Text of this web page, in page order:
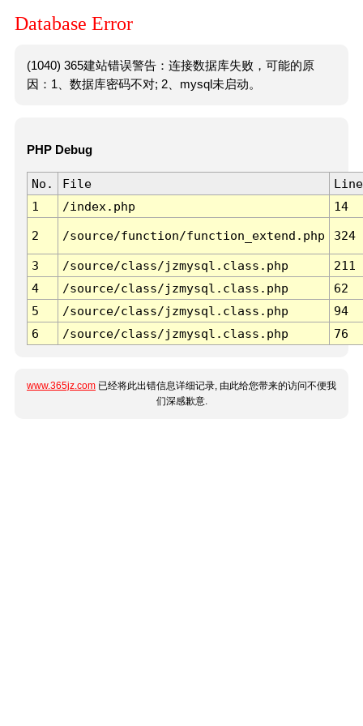
Database Error
(1040) 365建站错误警告：连接数据库失败，可能的原
因：1、数据库密码不对; 2、mysql未启动。
PHP Debug
No. File
Line
1
/index.php 14
2 /source/function/function_extend.php 324
3 /source/class/jzmysql.class.php
211
4
/source/class/jzmysql.class.php
62
5
/source/class/jzmysql.class.php
94
6
/source/class/jzmysql.class.php 76
www.365jz.com 已经将此出错信息详细记录, 由此给您带来的访问不便我
们深感歉意.